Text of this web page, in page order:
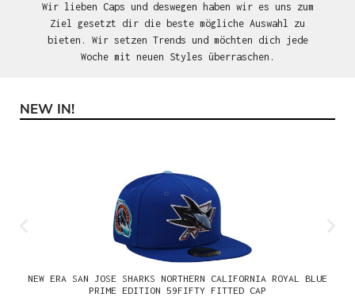
Wir lieben Caps und deswegen haben wir es uns zum
Ziel gesetzt dir die beste mögliche Auswahl zu
bieten. Wir setzen Trends und möchten dich jede
Woche mit neuen Styles überraschen.
Produktgalerie überspringen
NEW IN!
NEW ERA SAN JOSE SHARKS NORTHERN CALIFORNIA ROYAL BLUE
PRIME EDITION 59FIFTY FITTED CAP